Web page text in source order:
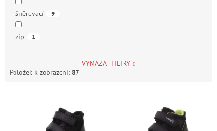
šněrovací 9
zip 1
VYMAZAT FILTRY
Položek k zobrazení: 87